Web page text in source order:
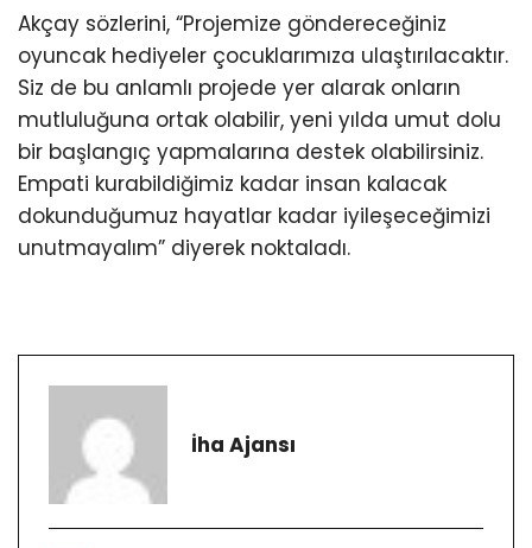
Akçay sözlerini, “Projemize göndereceğiniz
oyuncak hediyeler çocuklarımıza ulaştırılacaktır.
Siz de bu anlamlı projede yer alarak onların
mutluluğuna ortak olabilir, yeni yılda umut dolu
bir başlangıç yapmalarına destek olabilirsiniz.
Empati kurabildiğimiz kadar insan kalacak
dokunduğumuz hayatlar kadar iyileşeceğimizi
unutmayalım” diyerek noktaladı.
İha Ajansı